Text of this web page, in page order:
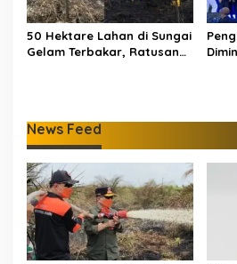
50 Hektare Lahan di Sungai
Gelam Terbakar, Ratusan
News Feed